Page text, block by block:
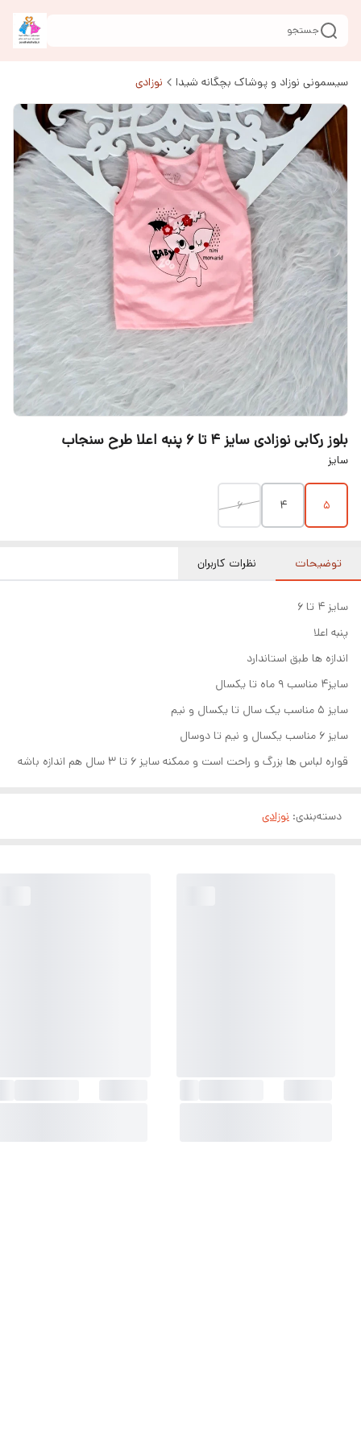
جستجو
سیسمونی نوزاد و پوشاک بچگانه شیدا نوزادی
بلوز رکابی نوزادی سایز ۴ تا ۶ پنبه اعلا طرح سنجاب
سایز
۵ ۴ ۶
توضیحات نظرات کاربران
سایز ۴ تا ۶
پنبه اعلا
اندازه ها طبق استاندارد
سایز۴ مناسب ۹ ماه تا یکسال
سایز ۵ مناسب یک سال تا یکسال و نیم
سایز ۶ مناسب یکسال و نیم تا دوسال
قواره لباس ها بزرگ و راحت است و ممکنه سایز ۶ تا ۳ سال هم اندازه باشه
دسته‌بندی: نوزادی